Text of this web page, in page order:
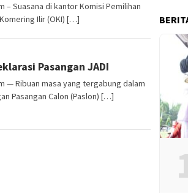
– Suasana di kantor Komisi Pemilihan
Ilir (OKI) […]
Pasangan JADI
— Ribuan masa yang tergabung dalam
Pasangan Calon (Paslon) […]